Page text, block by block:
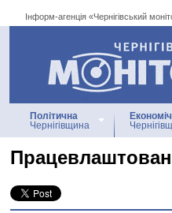
Інформ-агенція «Чернігівський
Інформ-агенція
«Чернігівський
Політична
Чернігівщина